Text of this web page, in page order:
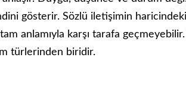
gösterir. Sözlü iletişimin
anlamıyla karşı tarafa
türlerinden biridir.